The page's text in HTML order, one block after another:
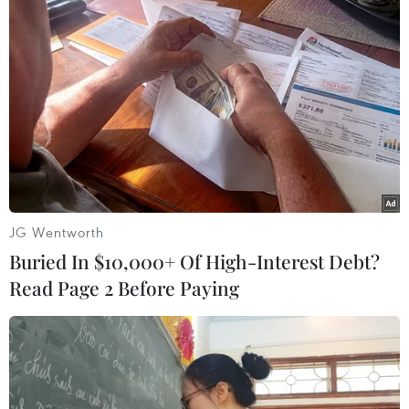
khỏe thể chất, tinh thần, đồng thời thúc đẩy
phong trào rèn luyện thể dục thể thao trong
nhân dân.
Tham dự chương trình năm nay có Đại sứ Đặc
mệnh Toàn quyền Ấn Độ tại Việt Nam Tshering
W. Sherpa; Chuyên gia Yoga thuộc Trung tâm
Văn hóa Ấn Độ Vivekananda, tiến sĩ Tejaswi
Mandala…/.
JG Wentworth
Buried In $10,000+ Of High-Interest Debt?
Read Page 2 Before Paying